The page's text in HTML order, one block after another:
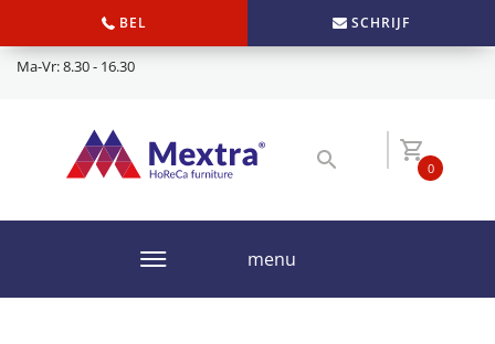
BEL SCHRIJF
Ma-Vr: 8.30 - 16.30
0
menu